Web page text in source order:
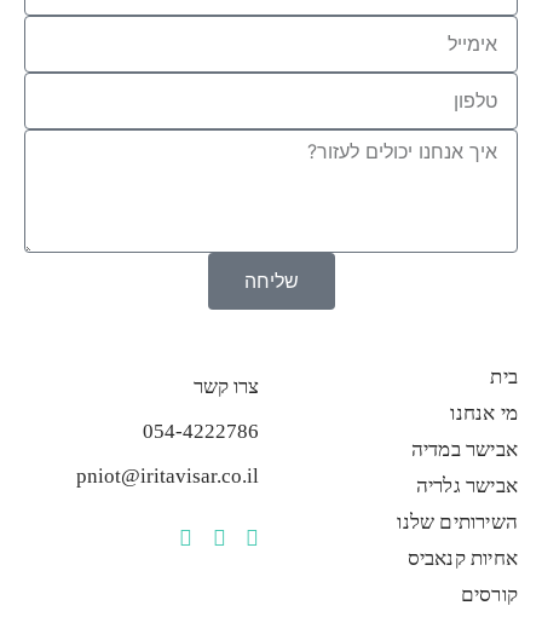
שליחה
בית
מי אנחנו
אבישר במדיה
אבישר גלריה
השירותים שלנו
אחיות קנאביס
קורסים
צרו קשר
054-4222786
pniot@iritavisar.co.il